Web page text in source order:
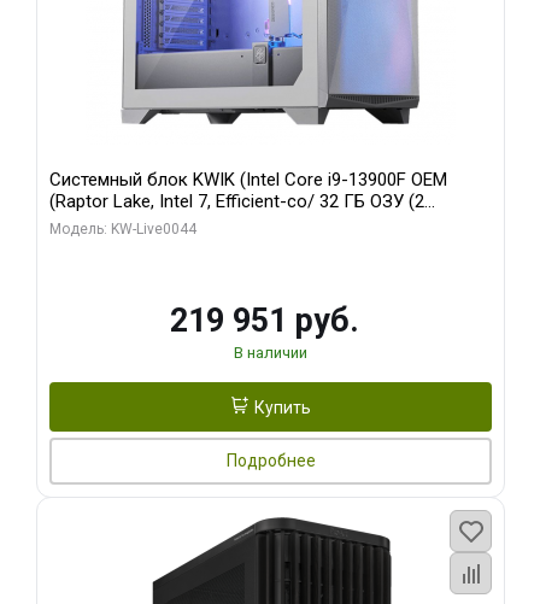
Системный блок KWIK (Intel Core i9-13900F OEM
(Raptor Lake, Intel 7, Efficient-co/ 32 ГБ ОЗУ (2
модуля)/ Gigabyte RTX5070Ti AERO OC 16GB GDDR7
Модель: KW-Live0044
219 951 руб.
В наличии
Купить
Подробнее